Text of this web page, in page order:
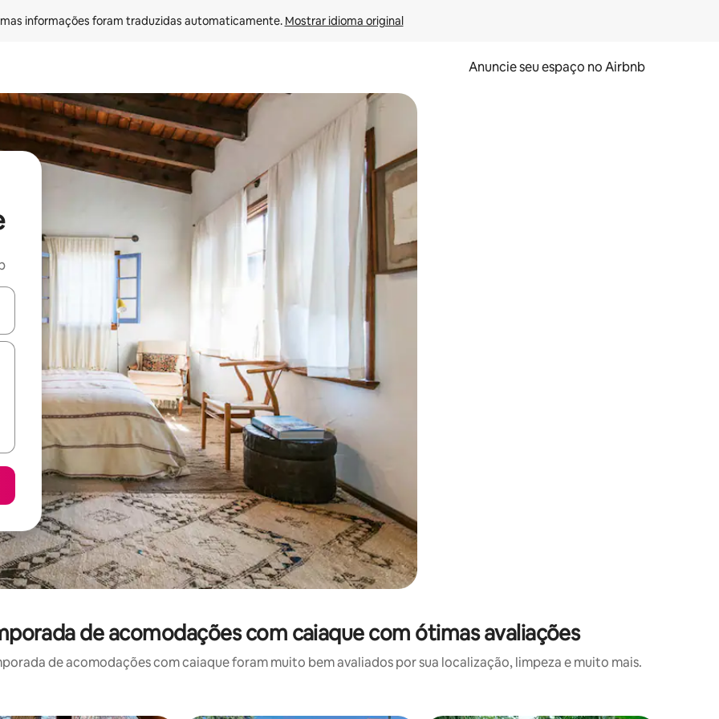
informações foram traduzidas automaticamente. Mostrar idioma original
Anuncie seu espaço no Airbnb
os usando as seta para cima e para baixo do teclado ou tocando e deslizando o dedo na tela.
de acomodações com caiaque com ótimas avaliações
de acomodações com caiaque foram muito bem avaliados por sua localização, limpeza e muito mais.